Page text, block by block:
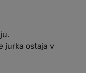
jurka ostaja v